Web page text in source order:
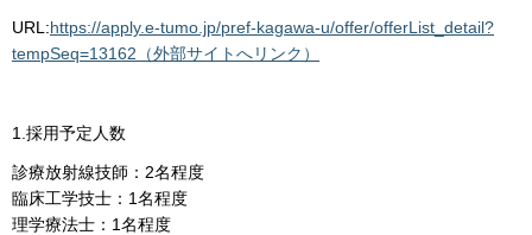
URL:https://apply.e-tumo.jp/pref-kagawa-u/offer/offerList_detail?
tempSeq=13162（外部サイトへリンク）
1.採用予定人数
診療放射線技師：2名程度
臨床工学技士：1名程度
理学療法士：1名程度